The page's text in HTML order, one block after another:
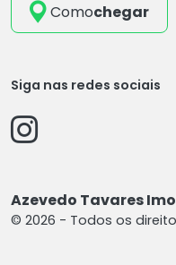
Comochegar
Siga nas redes sociais
Azevedo Tavares
© 2026 - Todos os